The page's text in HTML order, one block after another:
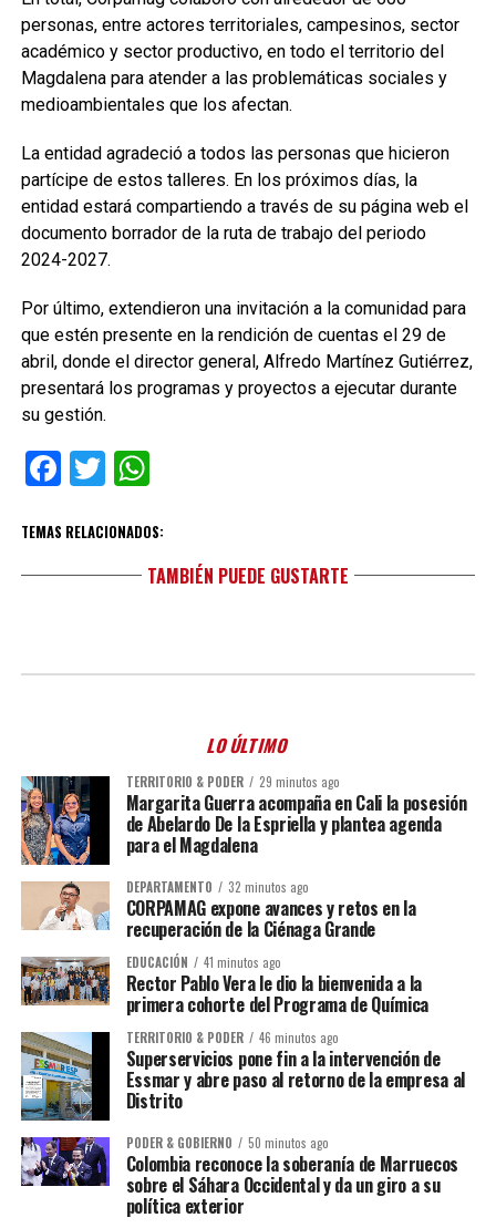
personas, entre actores territoriales, campesinos, sector
académico y sector productivo, en todo el territorio del
Magdalena para atender a las problemáticas sociales y
medioambientales que los afectan.
La entidad agradeció a todos las personas que hicieron
partícipe de estos talleres. En los próximos días, la
entidad estará compartiendo a través de su página web el
documento borrador de la ruta de trabajo del periodo
2024-2027.
Por último, extendieron una invitación a la comunidad para
que estén presente en la rendición de cuentas el 29 de
abril, donde el director general, Alfredo Martínez Gutiérrez,
presentará los programas y proyectos a ejecutar durante
su gestión.
Facebook
TwitterWhatsApp
TEMAS RELACIONADOS:
TAMBIÉN PUEDE GUSTARTE
LO ÚLTIMO
TERRITORIO & PODER 29 minutos ago
Margarita Guerra acompaña en Cali la posesión
de Abelardo De la Espriella y plantea agenda
para el Magdalena
DEPARTAMENTO 32 minutos ago
CORPAMAG expone avances y retos en la
recuperación de la Ciénaga Grande
EDUCACIÓN 41 minutos ago
Rector Pablo Vera le dio la bienvenida a la
primera cohorte del Programa de Química
TERRITORIO & PODER 46 minutos ago
Superservicios pone fin a la intervención de
Essmar y abre paso al retorno de la empresa al
Distrito
PODER & GOBIERNO 50 minutos ago
Colombia reconoce la soberanía de Marruecos
sobre el Sáhara Occidental y da un giro a su
política exterior